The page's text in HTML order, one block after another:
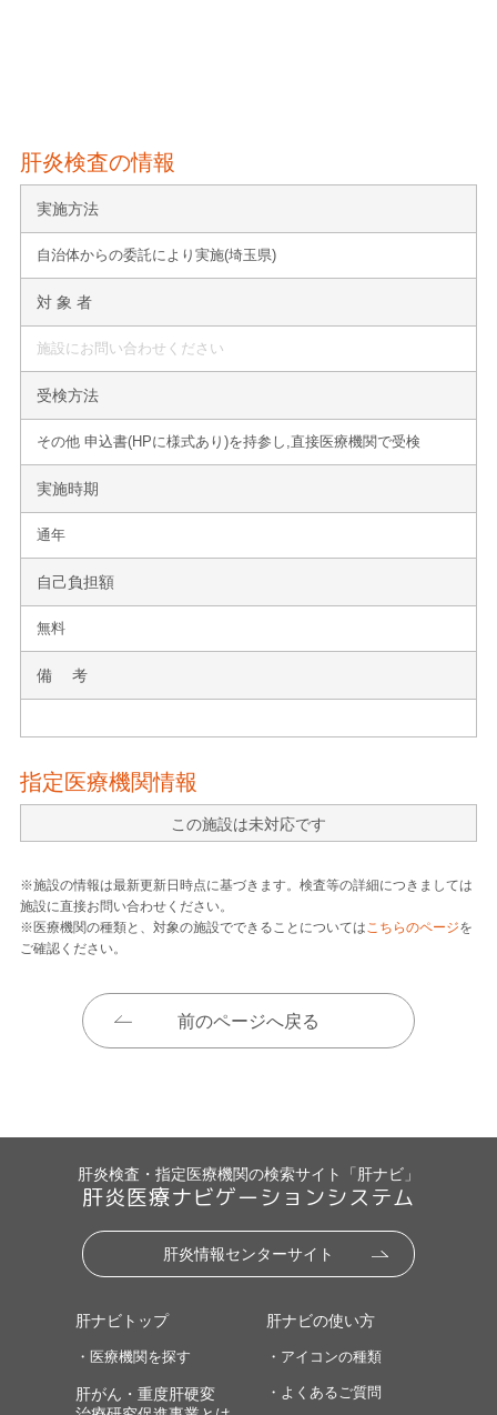
肝炎検査の情報
実施方法
自治体からの委託により実施(埼玉県)
対 象 者
施設にお問い合わせください
受検方法
その他 申込書(HPに様式あり)を持参し,直接医療機関で受検
実施時期
通年
自己負担額
無料
備 考
指定医療機関情報
この施設は未対応です
※施設の情報は最新更新日時点に基づきます。検査等の詳細につきましては
施設に直接お問い合わせください。
※医療機関の種類と、対象の施設でできることについてはこちらのページを
ご確認ください。
前のページへ戻る
肝炎検査・指定医療機関の検索サイト「肝ナビ」
肝炎医療ナビゲーションシステム
肝炎情報センターサイト
肝ナビトップ
・医療機関を探す
肝がん・重度肝硬変
肝ナビの使い方
・アイコンの種類
・よくあるご質問